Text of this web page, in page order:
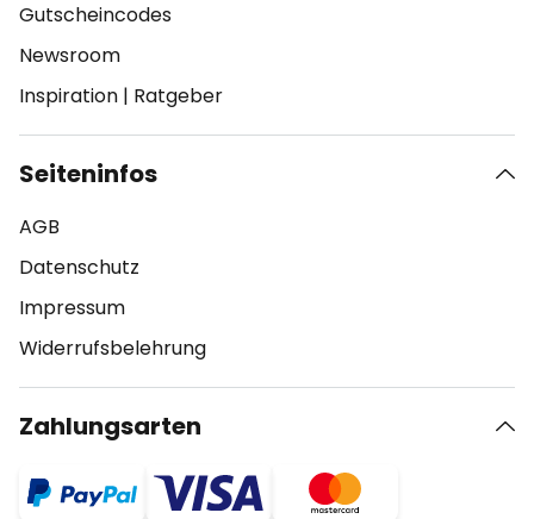
Gutscheincodes
Newsroom
Inspiration | Ratgeber
Seiteninfos
AGB
Datenschutz
Impressum
Widerrufsbelehrung
Zahlungsarten